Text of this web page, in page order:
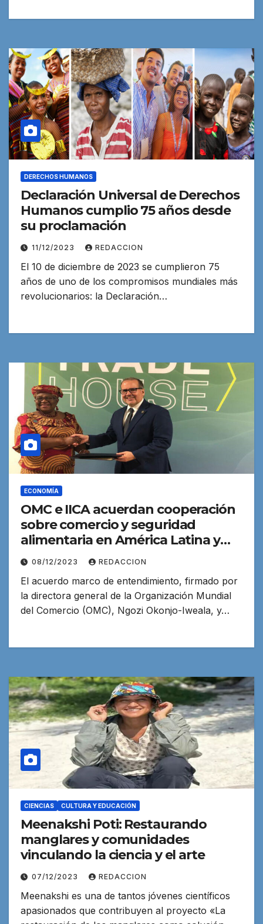
DERECHOS HUMANOS
Declaración Universal de Derechos
Humanos cumplio 75 años desde
su proclamación
11/12/2023 REDACCION
El 10 de diciembre de 2023 se cumplieron 75
años de uno de los compromisos mundiales más
revolucionarios: la Declaración…
ECONOMÍA
OMC e IICA acuerdan cooperación
sobre comercio y seguridad
alimentaria en América Latina y
Caribe
08/12/2023 REDACCION
El acuerdo marco de entendimiento, firmado por
la directora general de la Organización Mundial
del Comercio (OMC), Ngozi Okonjo-Iweala, y…
CIENCIAS CULTURA Y EDUCACIÓN
Meenakshi Poti: Restaurando
manglares y comunidades
vinculando la ciencia y el arte
07/12/2023 REDACCION
Meenakshi es una de tantos jóvenes científicos
apasionados que contribuyen al proyecto «La